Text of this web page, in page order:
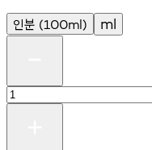
인분 (100ml) ml